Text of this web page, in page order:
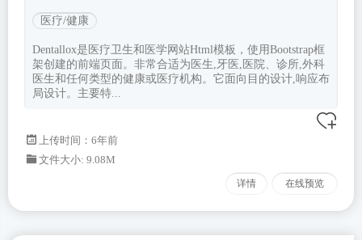
医疗/健康
Dentallox是医疗卫生和医学网站Html模板，使用Bootstrap框
架创建的前端页面。非常合适为医生,牙医,医院、诊所,外科
医生和任何类型的健康或医疗机构。它面向目的设计,响应布
局设计。主要特...
上传时间：6年前
文件大小: 9.08M
详情 在线预览